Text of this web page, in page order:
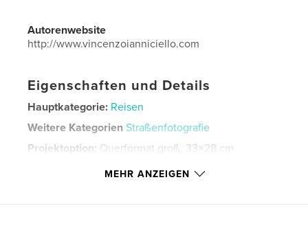
Autorenwebsite
http://www.vincenzoianniciello.com
Eigenschaften und Details
Hauptkategorie: Reisen
Weitere Kategorien Straßenfotografie
Projektoption: Querformat groß, 33×28 cm
MEHR ANZEIGEN